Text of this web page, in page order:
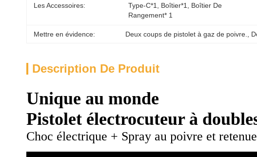
Les Accessoires:
Type-C*1, Boîtier*1, Boîtier De
Rangement* 1
Mettre en évidence: Deux coups de pistolet à gaz de poivre.
Description De Produit
Unique au monde
Pistolet électrocuteur à
Choc électrique + Spray au poivre et